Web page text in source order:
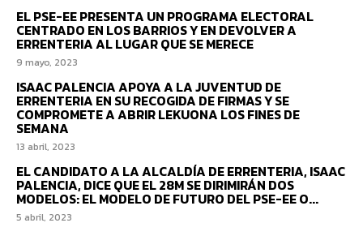
EL PSE-EE PRESENTA UN PROGRAMA ELECTORAL
CENTRADO EN LOS BARRIOS Y EN DEVOLVER A
ERRENTERIA AL LUGAR QUE SE MERECE
9 mayo, 2023
ISAAC PALENCIA APOYA A LA JUVENTUD DE
ERRENTERIA EN SU RECOGIDA DE FIRMAS Y SE
COMPROMETE A ABRIR LEKUONA LOS FINES DE
SEMANA
13 abril, 2023
EL CANDIDATO A LA ALCALDÍA DE ERRENTERIA, ISAAC
PALENCIA, DICE QUE EL 28M SE DIRIMIRÁN DOS
MODELOS: EL MODELO DE FUTURO DEL PSE-EE O...
5 abril, 2023